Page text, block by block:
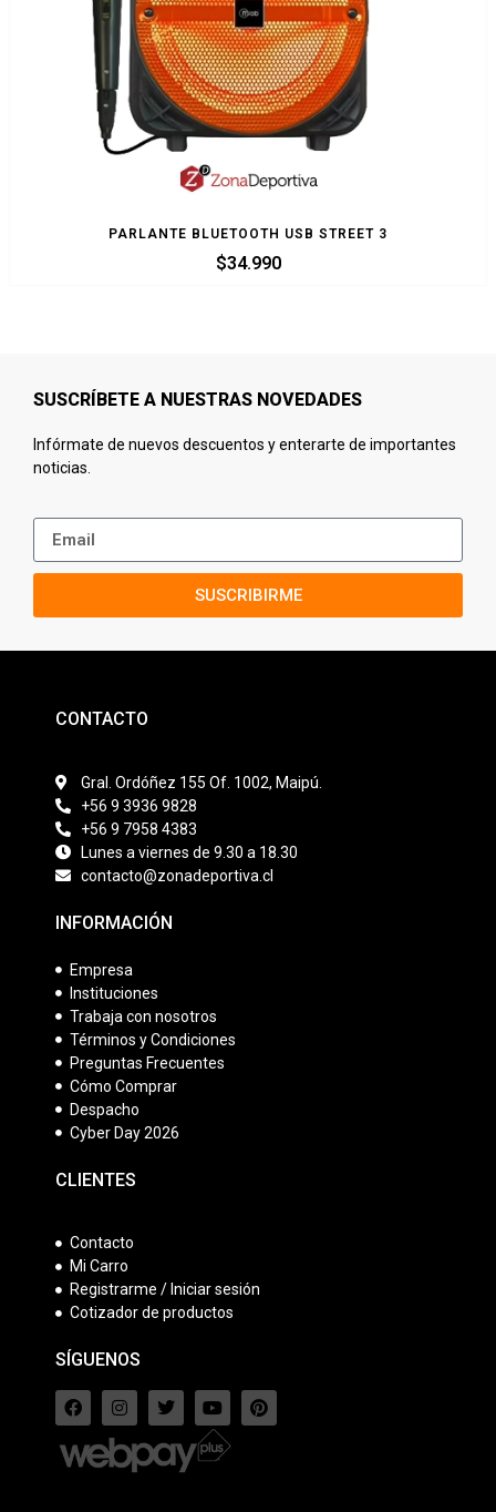
PARLANTE BLUETOOTH USB STREET 3
$34.990
SUSCRÍBETE A NUESTRAS NOVEDADES
Infórmate de nuevos descuentos y enterarte de importantes
noticias.
SUSCRIBIRME
CONTACTO
Gral. Ordóñez 155 Of. 1002, Maipú.
+56 9 3936 9828
+56 9 7958 4383
Lunes a viernes de 9.30 a 18.30
contacto@zonadeportiva.cl
INFORMACIÓN
Empresa
Instituciones
Trabaja con nosotros
Términos y Condiciones
Preguntas Frecuentes
Cómo Comprar
Despacho
Cyber Day 2026
CLIENTES
Contacto
Mi Carro
Registrarme / Iniciar sesión
Cotizador de productos
SÍGUENOS